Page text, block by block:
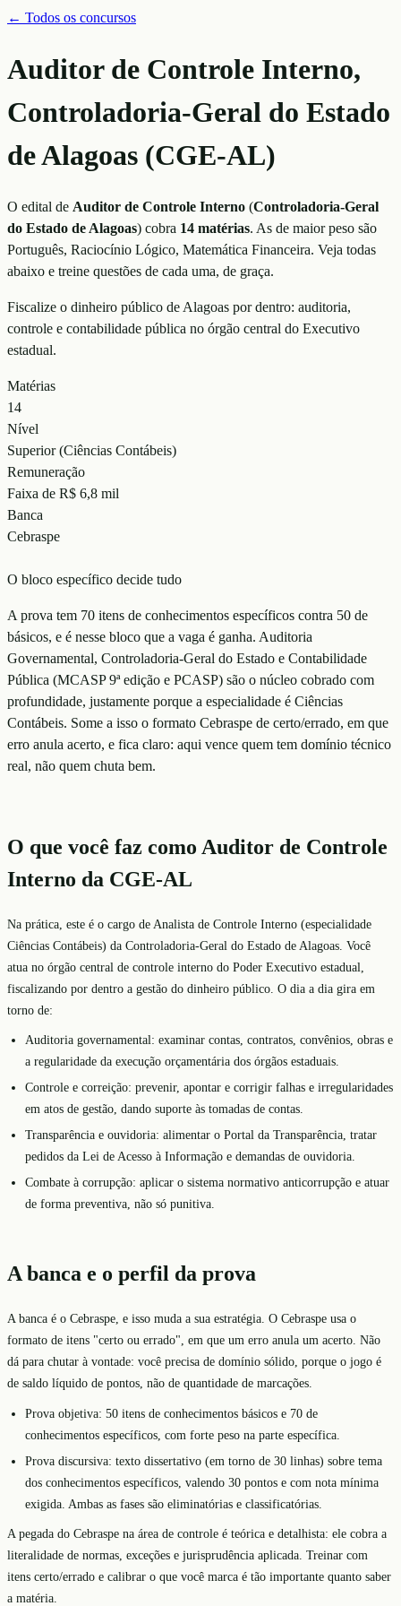
← Todos os concursos
Auditor de Controle Interno,
Controladoria-Geral do Estado
de Alagoas (CGE-AL)
O edital de Auditor de Controle Interno (Controladoria-Geral
do Estado de Alagoas) cobra 14 matérias. As de maior peso são
Português, Raciocínio Lógico, Matemática Financeira. Veja todas
abaixo e treine questões de cada uma, de graça.
Fiscalize o dinheiro público de Alagoas por dentro: auditoria,
controle e contabilidade pública no órgão central do Executivo
estadual.
Matérias
14
Nível
Superior (Ciências Contábeis)
Remuneração
Faixa de R$ 6,8 mil
Banca
Cebraspe
O bloco específico decide tudo
A prova tem 70 itens de conhecimentos específicos contra 50 de
básicos, e é nesse bloco que a vaga é ganha. Auditoria
Governamental, Controladoria-Geral do Estado e Contabilidade
Pública (MCASP 9ª edição e PCASP) são o núcleo cobrado com
profundidade, justamente porque a especialidade é Ciências
Contábeis. Some a isso o formato Cebraspe de certo/errado, em que
erro anula acerto, e fica claro: aqui vence quem tem domínio técnico
real, não quem chuta bem.
O que você faz como Auditor de Controle
Interno da CGE-AL
Na prática, este é o cargo de Analista de Controle Interno (especialidade
Ciências Contábeis) da Controladoria-Geral do Estado de Alagoas. Você
atua no órgão central de controle interno do Poder Executivo estadual,
fiscalizando por dentro a gestão do dinheiro público. O dia a dia gira em
torno de:
Auditoria governamental: examinar contas, contratos, convênios, obras e
a regularidade da execução orçamentária dos órgãos estaduais.
Controle e correição: prevenir, apontar e corrigir falhas e irregularidades
em atos de gestão, dando suporte às tomadas de contas.
Transparência e ouvidoria: alimentar o Portal da Transparência, tratar
pedidos da Lei de Acesso à Informação e demandas de ouvidoria.
Combate à corrupção: aplicar o sistema normativo anticorrupção e atuar
de forma preventiva, não só punitiva.
A banca e o perfil da prova
A banca é o Cebraspe, e isso muda a sua estratégia. O Cebraspe usa o
formato de itens "certo ou errado", em que um erro anula um acerto. Não
dá para chutar à vontade: você precisa de domínio sólido, porque o jogo é
de saldo líquido de pontos, não de quantidade de marcações.
Prova objetiva: 50 itens de conhecimentos básicos e 70 de
conhecimentos específicos, com forte peso na parte específica.
Prova discursiva: texto dissertativo (em torno de 30 linhas) sobre tema
dos conhecimentos específicos, valendo 30 pontos e com nota mínima
exigida. Ambas as fases são eliminatórias e classificatórias.
A pegada do Cebraspe na área de controle é teórica e detalhista: ele cobra a
literalidade de normas, exceções e jurisprudência aplicada. Treinar com
itens certo/errado e calibrar o que você marca é tão importante quanto saber
a matéria.